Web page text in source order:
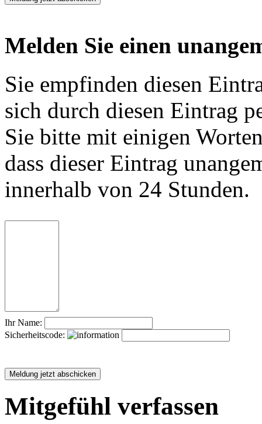
Melden Sie einen
Sie empfinden diesen
sich durch diesen Eintrag
Sie bitte mit einigen
dass dieser Eintrag
innerhalb von 24 Stunden.
Ihr Name:
Sicherheitscode:
Mitgefühl verfassen